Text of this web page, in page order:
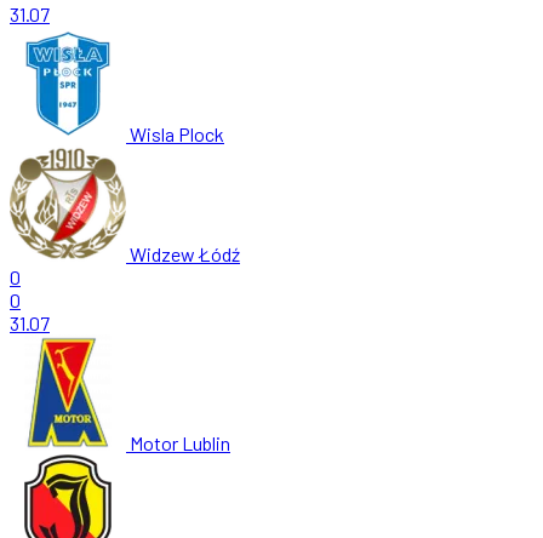
31.07
Wisla Plock
Widzew Łódź
0
0
31.07
Motor Lublin